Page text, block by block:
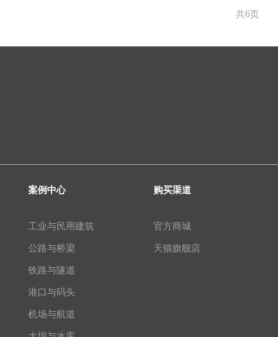
共6页
案例中心
工业与民用建筑
公路与桥梁
铁路与隧道
港口与码头
机场与航道
购买渠道
官方商城
天猫旗舰店